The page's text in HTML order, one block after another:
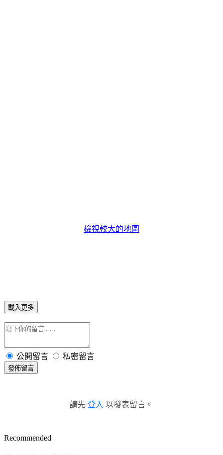
檢視較大的地圖
載入更多
公開留言 私密留言
發佈留言
請先 登入 以發表留言。
Recommended